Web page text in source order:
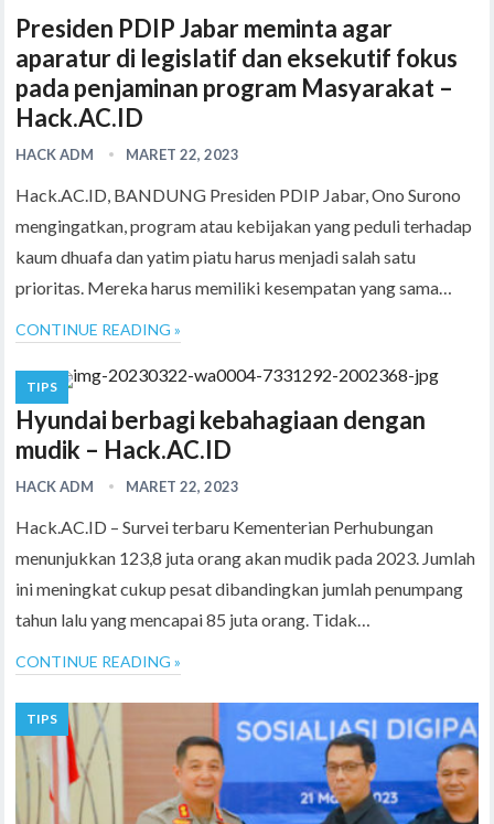
Presiden PDIP Jabar meminta agar
aparatur di legislatif dan eksekutif fokus
pada penjaminan program Masyarakat –
Hack.AC.ID
HACK ADM MARET 22, 2023
Hack.AC.ID, BANDUNG Presiden PDIP Jabar, Ono Surono
mengingatkan, program atau kebijakan yang peduli terhadap
kaum dhuafa dan yatim piatu harus menjadi salah satu
prioritas. Mereka harus memiliki kesempatan yang sama…
CONTINUE READING »
TIPS
Hyundai berbagi kebahagiaan dengan
mudik – Hack.AC.ID
HACK ADM MARET 22, 2023
Hack.AC.ID – Survei terbaru Kementerian Perhubungan
menunjukkan 123,8 juta orang akan mudik pada 2023. Jumlah
ini meningkat cukup pesat dibandingkan jumlah penumpang
tahun lalu yang mencapai 85 juta orang. Tidak…
CONTINUE READING »
TIPS